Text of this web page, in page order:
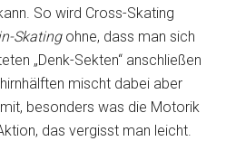
So wird Cross-Skating
Skatingohne, dass man sich
„Denk-Sekten“ anschließen
mischt dabei aber
besonders was die Motorik
das vergisst man leicht.